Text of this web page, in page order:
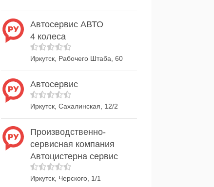
Автосервис АВТО
4 колеса
Иркутск, Рабочего Штаба, 60
Автосервис
Иркутск, Сахалинская, 12/2
Производственно-
сервисная компания
Автоцистерна сервис
Иркутск, Черского, 1/1